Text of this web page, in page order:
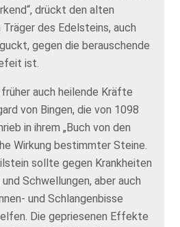
drückt den alten
Träger des Edelsteins, auch
gegen die berauschende
ist.
auch heilende Kräfte
von Bingen, die von 1098
in ihrem „Buch von den
Wirkung bestimmter Steine.
sollte gegen Krankheiten
Schwellungen, aber auch
und Schlangenbisse
Die gepriesenen Effekte